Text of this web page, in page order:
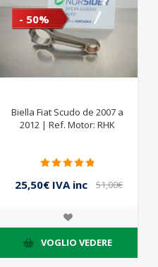
- 50%
Biella Fiat Scudo de 2007 a
2012 | Ref. Motor: RHK
25,50€ IVA inc
51,00€
VOGLIO VEDERE